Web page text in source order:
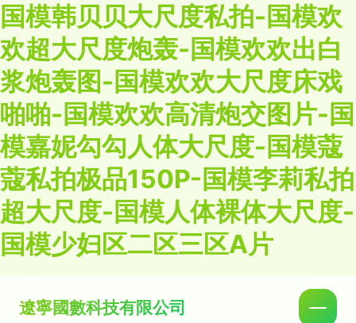
国模韩贝贝大尺度私拍-国模欢
欢超大尺度炮轰-国模欢欢出白
浆炮轰图-国模欢欢大尺度床戏
啪啪-国模欢欢高清炮交图片-国
模嘉妮勾勾人体大尺度-国模蔻
蔻私拍极品150P-国模李莉私拍
超大尺度-国模人体裸体大尺度-
国模少妇区二区三区A片
遼寧國數科技有限公司